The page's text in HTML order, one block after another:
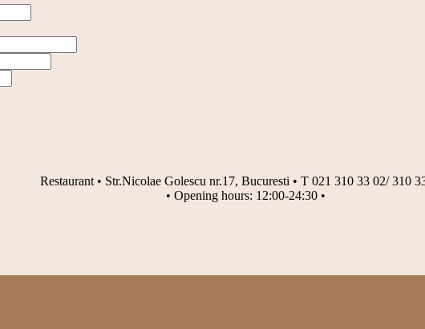
Restaurant • Str.Nicolae Golescu nr.17, Bucuresti • T 021 310 33 02/ 310
• Opening hours: 12:00-24:30 •